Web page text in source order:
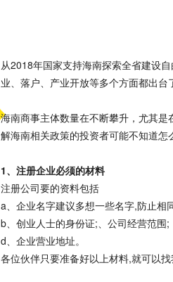
从2018年国家支持海南探索全省建设
业、落户、产业开放等多个方面都出台
海南商事主体数量在不断攀升，尤其
解海南相关政策的投资者可能不知道怎
1、注册企业必须的材料
注册公司要的资料包括
a、企业名字建议多想一些名字,防止相
b、创业人士的身份证;、公司经营范围;
d、企业营业地址。
各位伙伴只要准备好以上材料,就可以找